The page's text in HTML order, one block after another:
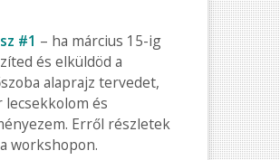
#1 – ha március 15-ig
és elküldöd a
alaprajz tervedet,
lecsekkolom és
Erről részletek
workshopon.